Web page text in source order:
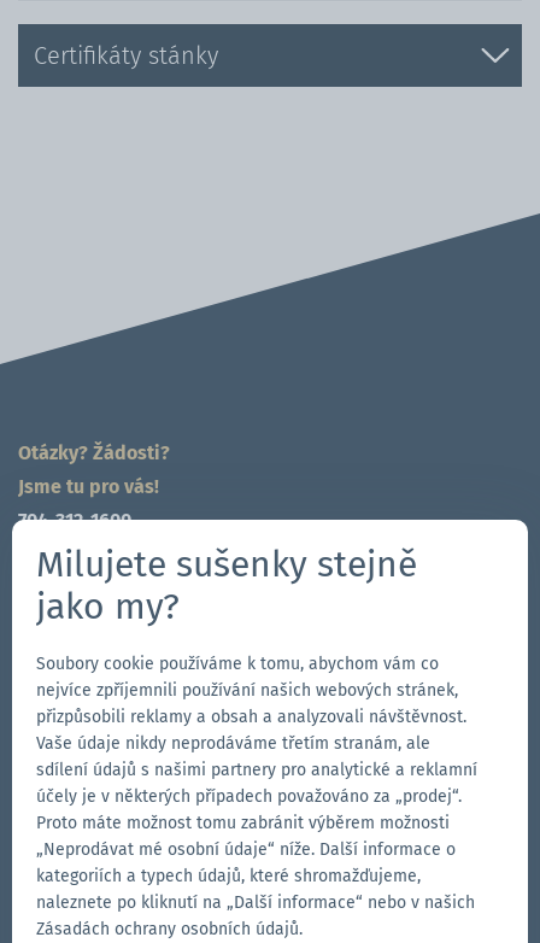
Certifikáty stánky
Otázky? Žádosti?
Jsme tu pro vás!
704-312-1600
cz@zingerle.group
Follow us
Přejít
na
stránku
na
Facebooku
Přejít
na
stránku
na
Instagramu
Sledujte
nás
na
YouTube
Přejít
na
stránku
na
LinkedIn
Our Brands
Přejít
na
webové
stránky
Ecotent
Přejít
na
webové
stránky
Aerise
Přejít
na
webové
Milujete sušenky stejně
jako my?
Soubory cookie používáme k tomu, abychom vám co
nejvíce zpříjemnili používání našich webových stránek,
přizpůsobili reklamy a obsah a analyzovali návštěvnost.
Vaše údaje nikdy neprodáváme třetím stranám, ale
sdílení údajů s našimi partnery pro analytické a reklamní
účely je v některých případech považováno za „prodej“.
Proto máte možnost tomu zabránit výběrem možnosti
„Neprodávat mé osobní údaje“ níže. Další informace o
kategoriích a typech údajů, které shromažďujeme,
naleznete po kliknutí na „Další informace“ nebo v našich
Zásadách ochrany osobních údajů.